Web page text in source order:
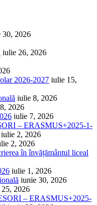
30, 2026
iulie 26, 2026
2026-2027 iulie 15,
iulie 8, 2026
2026
iulie 7, 2026
– ERASMUS+2025-1-
iulie 2, 2026
2, 2026
în învățământul liceal
iulie 1, 2026
iunie 30, 2026
2026
– ERASMUS+2025-